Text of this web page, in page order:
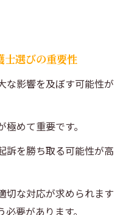
士選びの重要性
な影響を及ぼす可能性が
めて重要です。
訴を勝ち取る可能性が高
切な対応が求められます
要があります。